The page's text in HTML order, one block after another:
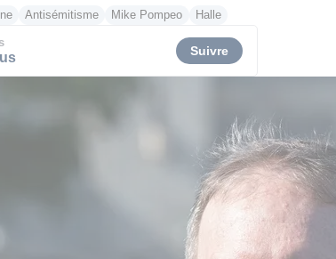
Antisémitisme Mike Pompeo Halle
Suivre